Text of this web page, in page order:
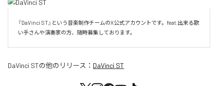
『DaVinci ST』という音楽制作チームのX公式アカウントです。feat.出来る歌
い手さんや演奏家の方、随時募集しております。
DaVinci STの他のリリース： DaVinci ST